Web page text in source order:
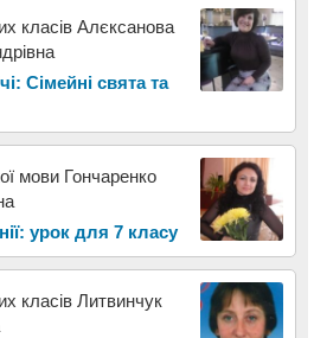
класів Алєксанова
Сімейні свята та
мови Гончаренко
урок для 7 класу
класів Литвинчук